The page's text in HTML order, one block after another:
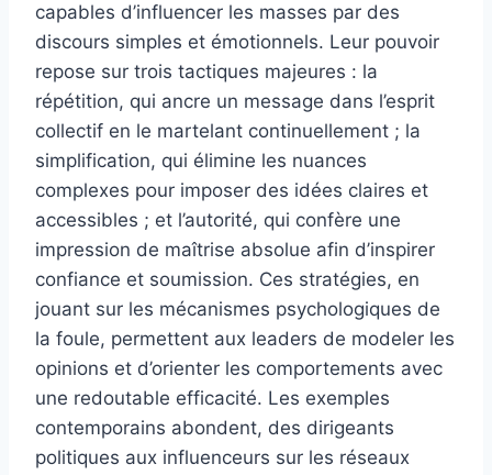
capables d’influencer les masses par des
discours simples et émotionnels. Leur pouvoir
repose sur trois tactiques majeures : la
répétition, qui ancre un message dans l’esprit
collectif en le martelant continuellement ; la
simplification, qui élimine les nuances
complexes pour imposer des idées claires et
accessibles ; et l’autorité, qui confère une
impression de maîtrise absolue afin d’inspirer
confiance et soumission. Ces stratégies, en
jouant sur les mécanismes psychologiques de
la foule, permettent aux leaders de modeler les
opinions et d’orienter les comportements avec
une redoutable efficacité. Les exemples
contemporains abondent, des dirigeants
politiques aux influenceurs sur les réseaux